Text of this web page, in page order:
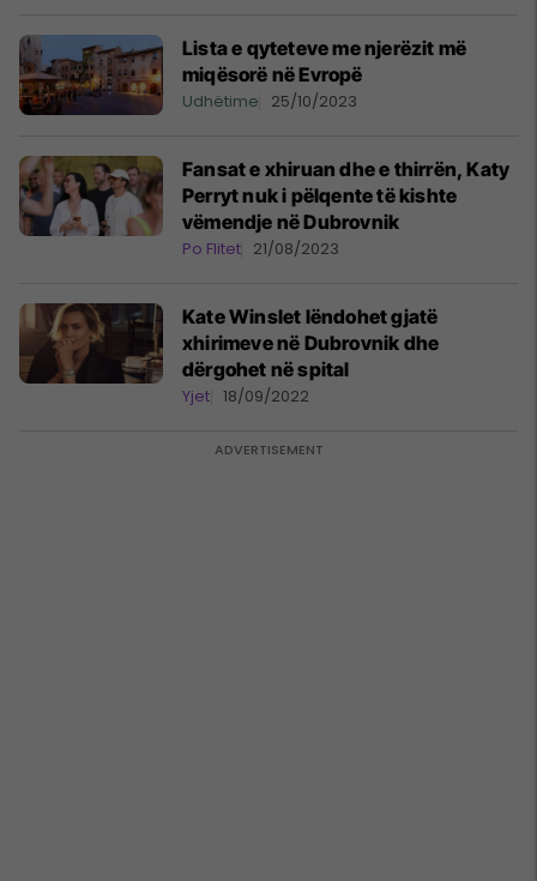
Lista e qyteteve me njerëzit më
miqësorë në Evropë
Udhëtime 25/10/2023
Fansat e xhiruan dhe e thirrën, Katy
Perryt nuk i pëlqente të kishte
vëmendje në Dubrovnik
Po Flitet 21/08/2023
Kate Winslet lëndohet gjatë
xhirimeve në Dubrovnik dhe
dërgohet në spital
Yjet 18/09/2022